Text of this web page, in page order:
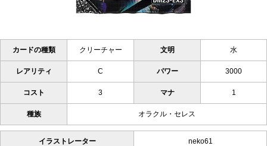
カードの種類 クリーチャー 文明 水
レアリティ C パワー 3000
コスト 3 マナ 1
種族 オラクル・セレス
イラストレーター neko61